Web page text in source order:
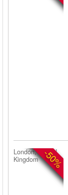
-50%
London, United
Kingdom